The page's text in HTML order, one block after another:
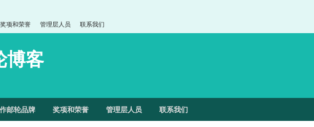
奖项和荣誉 管理层人员 联系我们
博客
邮轮品牌 奖项和荣誉 管理层人员 联系我们